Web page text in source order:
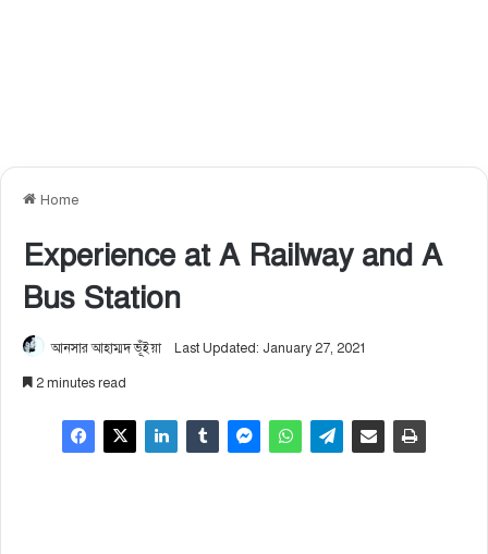
Home
Experience at A Railway and A
Bus Station
আনসার আহাম্মদ ভূঁইয়া Last Updated: January 27, 2021
2 minutes read